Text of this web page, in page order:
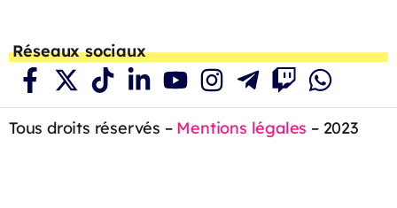
Réseaux sociaux
Tous droits réservés – Mentions légales – 2023